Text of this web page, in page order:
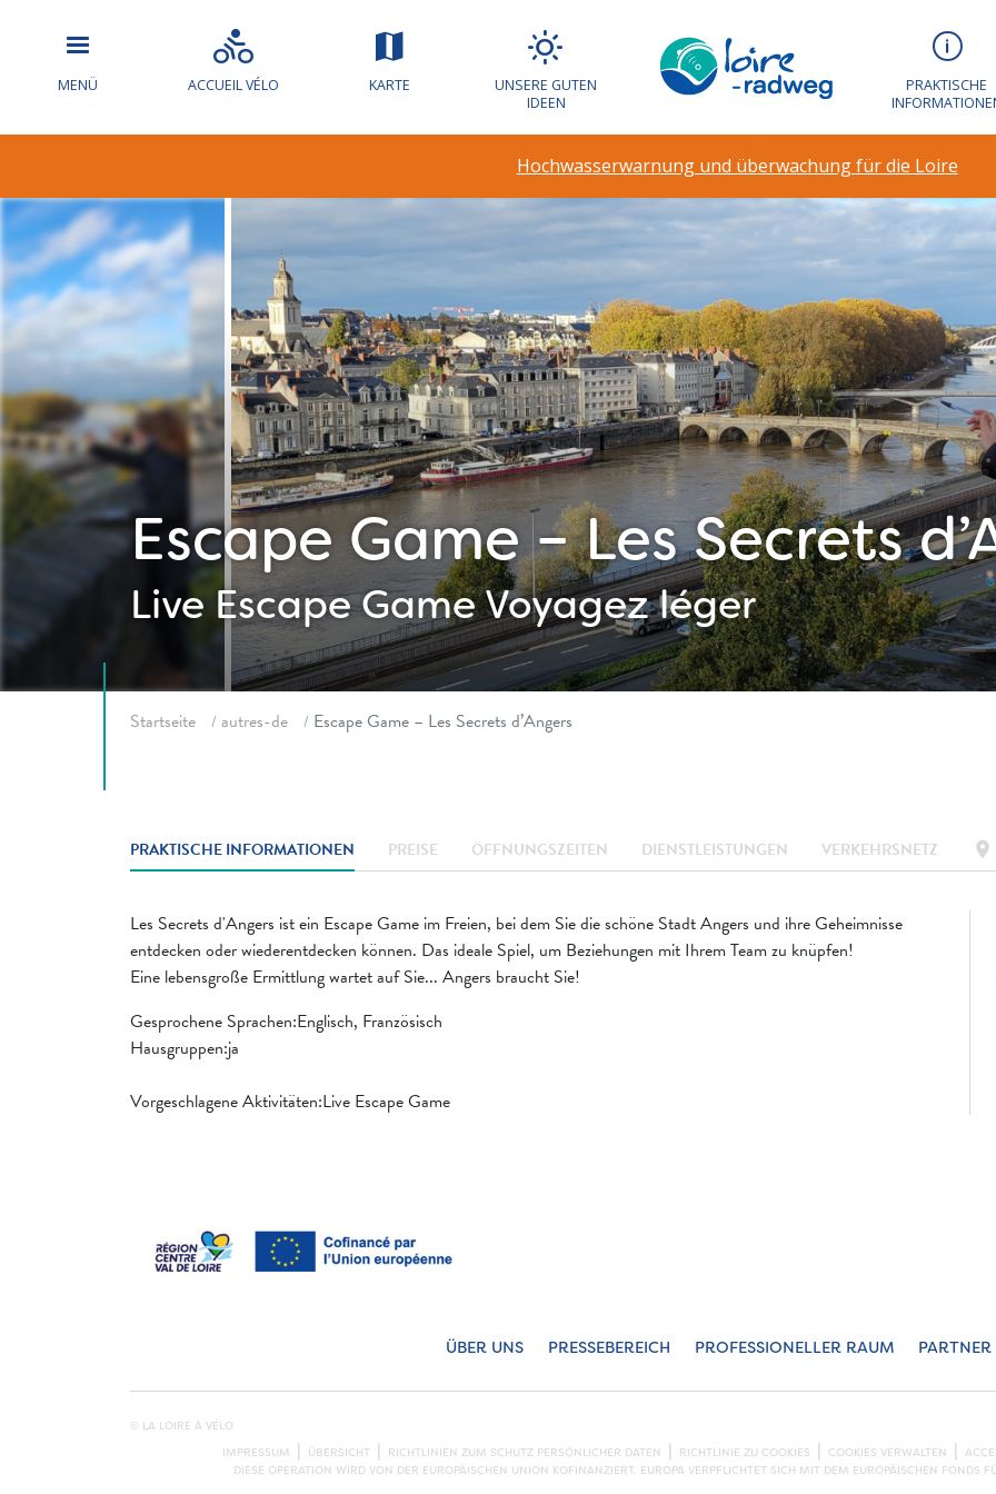
MENÜ ACCUEIL VÉLO KARTE
UNSERE GUTEN
IDEEN
PRAKTISCHE
Hochwasserwarnung und überwachung für die Loire
Escape Game – Les Secrets
Live Escape GameVoyagez léger
Startseite autres-de Escape Game – Les Secrets d’Angers
PRAKTISCHE INFORMATIONEN PREISE ÖFFNUNGSZEITEN DIENSTLEISTUNGEN VERKEHRSNETZ location_on
Les Secrets d'Angers ist ein Escape Game im Freien, bei dem Sie die schöne Stadt Angers und ihre Geheimnisse
entdecken oder wiederentdecken können. Das ideale Spiel, um Beziehungen mit Ihrem Team zu knüpfen!
Eine lebensgroße Ermittlung wartet auf Sie... Angers braucht Sie!
Gesprochene Sprachen:Englisch, Französisch
Hausgruppen:ja
Vorgeschlagene Aktivitäten:Live Escape Game
ÜBER UNS PRESSEBEREICH PROFESSIONELLER RAUM PARTNER
© LA LOIRE À VÉLO
IMPRESSUM
ÜBERSICHT RICHTLINIEN ZUM SCHUTZ PERSÖNLICHER DATEN RICHTLINIE ZU COOKIES COOKIES VERWALTEN
DIESE OPERATION WIRD VON DER EUROPÄISCHEN UNION KOFINANZIERT. EUROPA VERPFLICHTET SICH MIT DEM EUROPÄISCHEN FONDS